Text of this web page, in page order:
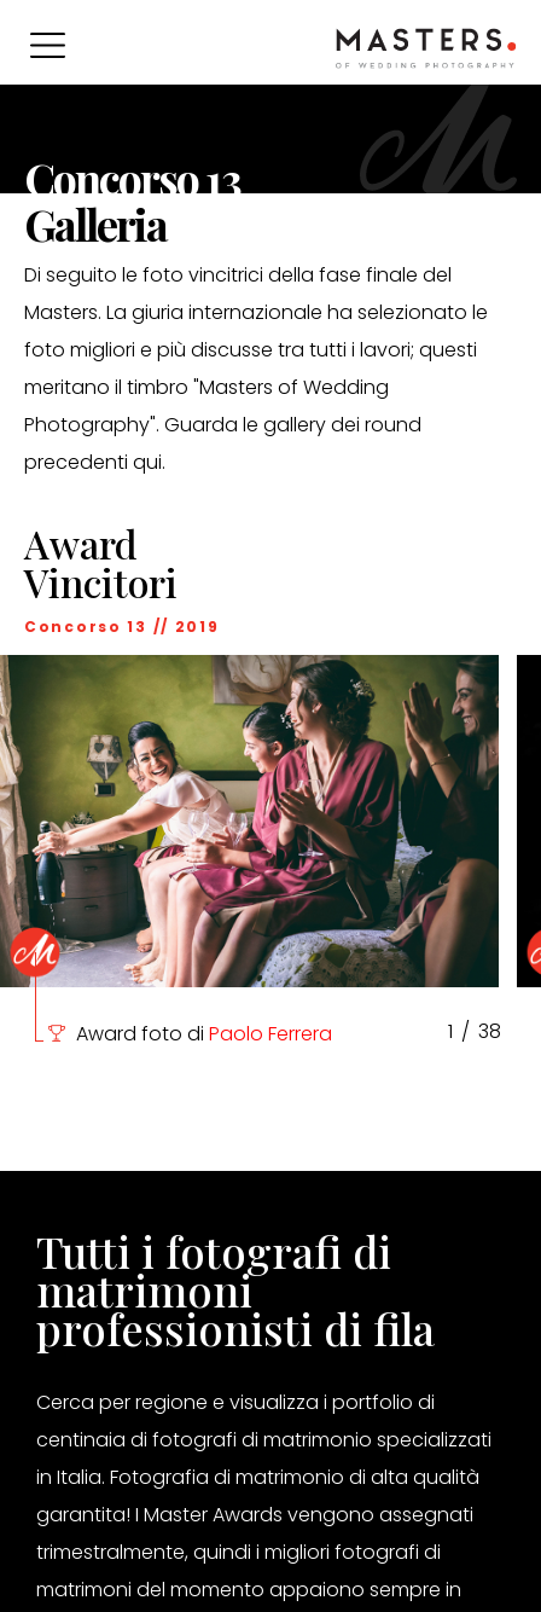
Concorso 13
Galleria
Di seguito le foto vincitrici della fase finale del
Masters. La giuria internazionale ha selezionato le
foto migliori e più discusse tra tutti i lavori; questi
meritano il timbro "Masters of Wedding
Photography". Guarda le gallery dei round
precedenti qui.
Award
Vincitori
Concorso 13 // 2019
Award foto di Paolo Ferrera 1 / 38
Tutti i fotografi di
matrimoni
professionisti di fila
Cerca per regione e visualizza i portfolio di
centinaia di fotografi di matrimonio specializzati
in Italia. Fotografia di matrimonio di alta qualità
garantita! I Master Awards vengono assegnati
trimestralmente, quindi i migliori fotografi di
matrimoni del momento appaiono sempre in